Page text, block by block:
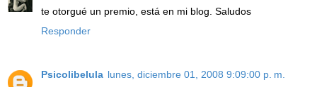
te otorgué un premio, está en mi blog. Saludos
Responder
Psicolibelula lunes, diciembre 01, 2008 9:09:00 p. m.